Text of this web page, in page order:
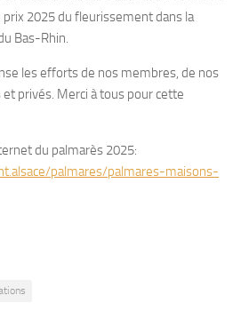
2025 du fleurissement dans la
Bas-Rhin.
les efforts de nos membres, de nos
privés. Merci à tous pour cette
du palmarès 2025:
palmares/palmares-maisons-